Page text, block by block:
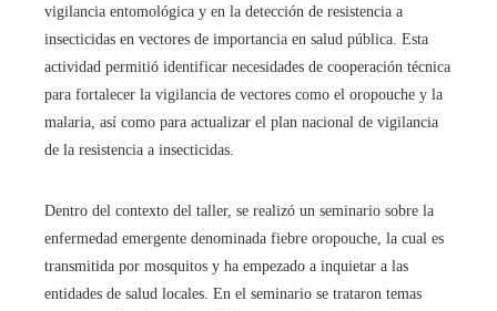
vigilancia entomológica y en la detección de resistencia a
insecticidas en vectores de importancia en salud pública. Esta
actividad permitió identificar necesidades de cooperación técnica
para fortalecer la vigilancia de vectores como el oropouche y la
malaria, así como para actualizar el plan nacional de vigilancia
de la resistencia a insecticidas.​
Dentro del contexto del taller, se realizó un seminario sobre la
enfermedad emergente denominada fiebre oropouche, la cual es
transmitida por mosquitos y ha empezado a inquietar a las
entidades de salud locales. En el seminario se trataron temas